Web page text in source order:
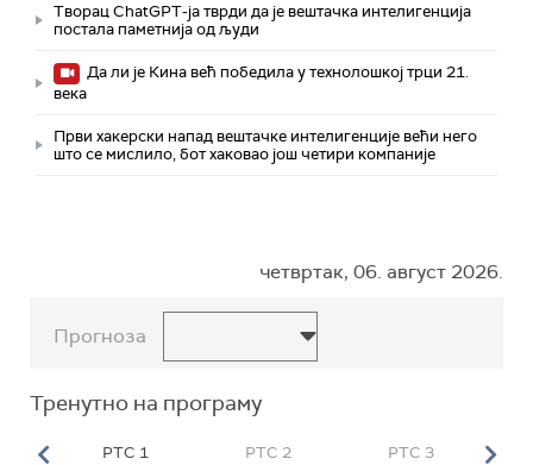
Творац ChatGPT-ја тврди да је вештачка интелигенција
постала паметнија од људи
Да ли је Кина већ победила у технолошкој трци 21.
века
Први хакерски напад вештачке интелигенције већи него
што се мислило, бот хаковао још четири компаније
четвртак, 06. август 2026.
Прогноза
Тренутно на програму
РТС 1 РТС 2 РТС 3